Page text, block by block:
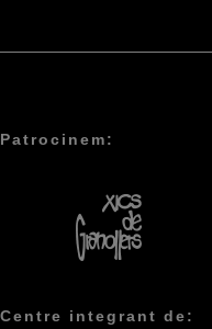
Patrocinem:
Centre integrant de: